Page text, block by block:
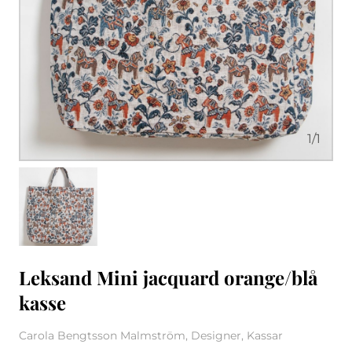
1/1
Leksand Mini jacquard orange/blå
kasse
Carola Bengtsson Malmström, Designer, Kassar